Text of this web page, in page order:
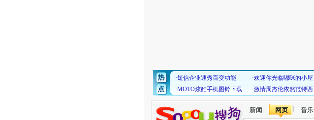
新闻 网页 音乐